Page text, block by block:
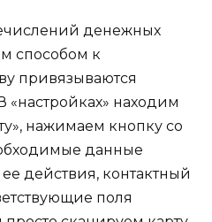
денежных
способом к
привязываются
«настройках» находим
нажимаем кнопку со
данные
действия, контактный
поля